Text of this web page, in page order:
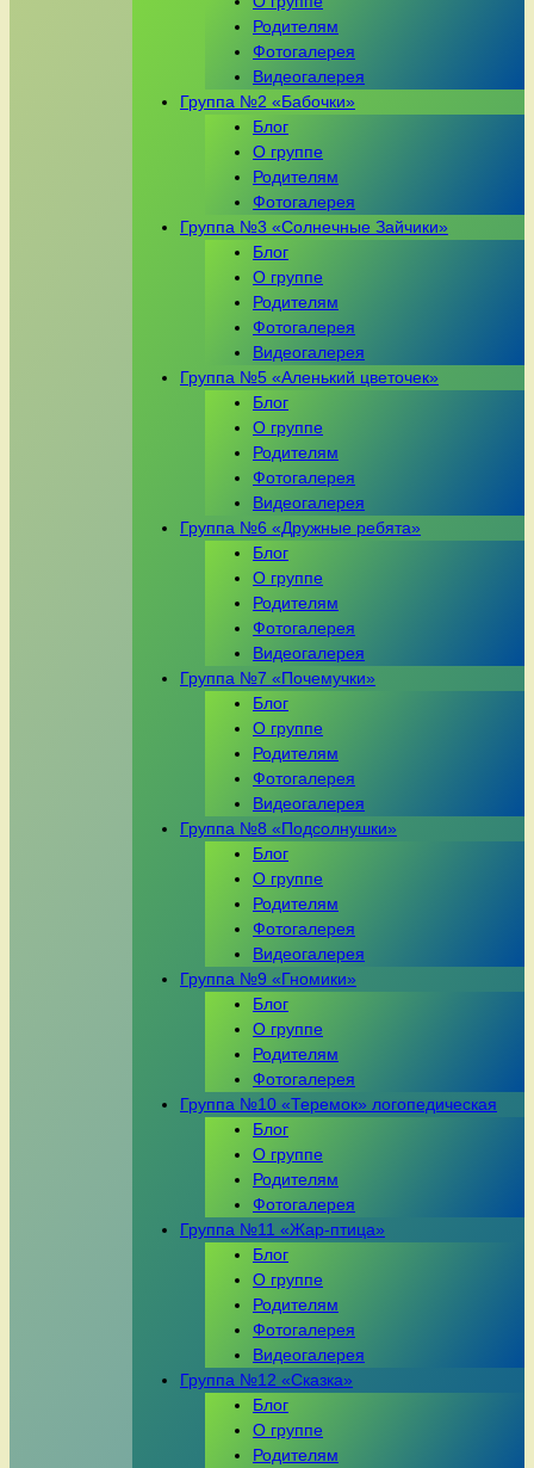
Родителям
Фотогалерея
Видеогалерея
Группа №2 «Бабочки»
Блог
О группе
Родителям
Фотогалерея
Группа №3 «Солнечные Зайчики»
Блог
О группе
Родителям
Фотогалерея
Видеогалерея
Группа №5 «Аленький цветочек»
Блог
О группе
Родителям
Фотогалерея
Видеогалерея
Группа №6 «Дружные ребята»
Блог
О группе
Родителям
Фотогалерея
Видеогалерея
Группа №7 «Почемучки»
Блог
О группе
Родителям
Фотогалерея
Видеогалерея
Группа №8 «Подсолнушки»
Блог
О группе
Родителям
Фотогалерея
Видеогалерея
Группа №9 «Гномики»
Блог
О группе
Родителям
Фотогалерея
Группа №10 «Теремок» логопедическая
Блог
О группе
Родителям
Фотогалерея
Группа №11 «Жар-птица»
Блог
О группе
Родителям
Фотогалерея
Видеогалерея
Группа №12 «Сказка»
Блог
О группе
Родителям